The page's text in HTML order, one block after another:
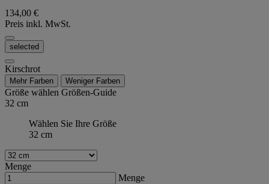
134,00 €
Preis inkl. MwSt.
selected
Kirschrot
Mehr Farben Weniger Farben
Größe wählen Größen-Guide
32 cm
Wählen Sie Ihre Größe
32 cm
Menge
Menge